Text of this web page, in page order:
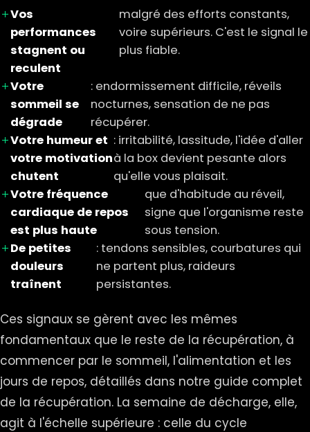
Vos
performances
stagnent ou
reculent
malgré des efforts constants,
voire supérieurs. C'est le signal le
plus fiable.
Votre
sommeil se
dégrade
: endormissement difficile, réveils
nocturnes, sensation de ne pas
récupérer.
Votre humeur et
votre motivation
chutent
: irritabilité, lassitude, l'idée d'aller
à la box devient pesante alors
qu'elle vous plaisait.
Votre fréquence
cardiaque de repos
est plus haute
que d'habitude au réveil,
signe que l'organisme reste
sous tension.
De petites
douleurs
traînent
: tendons sensibles, courbatures qui
ne partent plus, raideurs
persistantes.
Ces signaux se gèrent avec les mêmes
fondamentaux que le reste de la récupération, à
commencer par le sommeil, l'alimentation et les
jours de repos, détaillés dans notre guide complet
de la récupération. La semaine de décharge, elle,
agit à l'échelle supérieure : celle du cycle